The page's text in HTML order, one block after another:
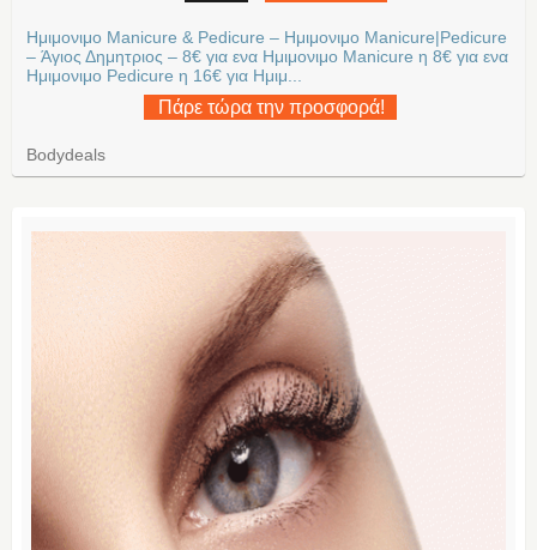
Ημιμονιμο Manicure & Pedicure – Ημιμονιμο Manicure|Pedicure
– Άγιος Δημητριος – 8€ για ενα Ημιμονιμο Manicure η 8€ για ενα
Ημιμονιμο Pedicure η 16€ για Ημιμ...
Πάρε τώρα την προσφορά!
Bodydeals